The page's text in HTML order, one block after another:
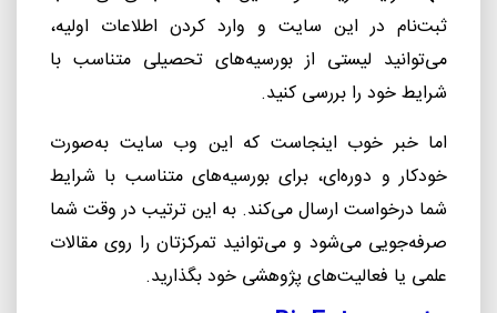
ثبتنام در این سایت و وارد کردن اطلاعات اولیه،
میتوانید لیستی از بورسیههای تحصیلی متناسب با
شرایط خود را بررسی کنید.
اما خبر خوب اینجاست که این وب سایت بهصورت
خودکار و دورهای، برای بورسیههای متناسب با شرایط
شما درخواست ارسال میکند. به این ترتیب در وقت شما
صرفهجویی میشود و میتوانید تمرکزتان را روی مقالات
علمی یا فعالیتهای پژوهشی خود بگذارید.